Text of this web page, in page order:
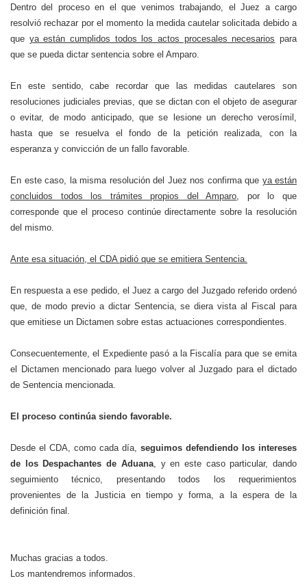
Dentro del proceso en el que venimos trabajando, el Juez a cargo
resolvió rechazar por el momento la medida cautelar solicitada debido a
que ya están cumplidos todos los actos procesales necesarios para
que se pueda dictar sentencia sobre el Amparo.
En este sentido, cabe recordar que las medidas cautelares son
resoluciones judiciales previas, que se dictan con el objeto de asegurar
o evitar, de modo anticipado, que se lesione un derecho verosímil,
hasta que se resuelva el fondo de la petición realizada, con la
esperanza y convicción de un fallo favorable.
En este caso, la misma resolución del Juez nos confirma que ya están
concluidos todos los trámites propios del Amparo, por lo que
corresponde que el proceso continúe directamente sobre la resolución
del mismo.
Ante esa situación, el CDA pidió que se emitiera Sentencia.
En respuesta a ese pedido, el Juez a cargo del Juzgado referido ordenó
que, de modo previo a dictar Sentencia, se diera vista al Fiscal para
que emitiese un Dictamen sobre estas actuaciones correspondientes.
Consecuentemente, el Expediente pasó a la Fiscalía para que se emita
el Dictamen mencionado para luego volver al Juzgado para el dictado
de Sentencia mencionada.
El proceso continúa siendo favorable.
Desde el CDA, como cada día, seguimos defendiendo los intereses
de los Despachantes de Aduana, y en este caso particular, dando
seguimiento técnico, presentando todos los requerimientos
provenientes de la Justicia en tiempo y forma, a la espera de la
definición final.
Muchas gracias a todos.
Los mantendremos informados.